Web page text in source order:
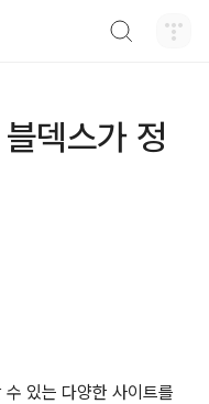
덱스가 정
있는 다양한 사이트를